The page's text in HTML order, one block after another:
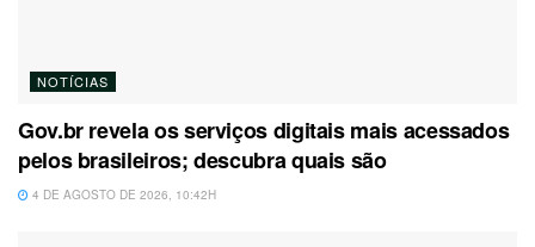
NOTÍCIAS
Gov.br revela os serviços digitais mais acessados
pelos brasileiros; descubra quais são
4 DE AGOSTO DE 2026, 10:42H